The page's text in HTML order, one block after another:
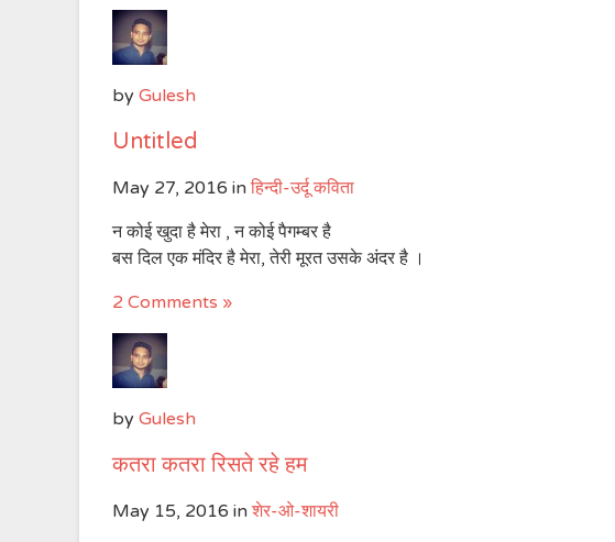
by Gulesh
Untitled
May 27, 2016 in हिन्दी-उर्दू कविता
न कोई खुदा है मेरा , न कोई पैगम्बर है
बस दिल एक मंदिर है मेरा, तेरी मूरत उसके अंदर है ।
2 Comments »
by Gulesh
कतरा कतरा रिसते रहे हम
May 15, 2016 in शेर-ओ-शायरी